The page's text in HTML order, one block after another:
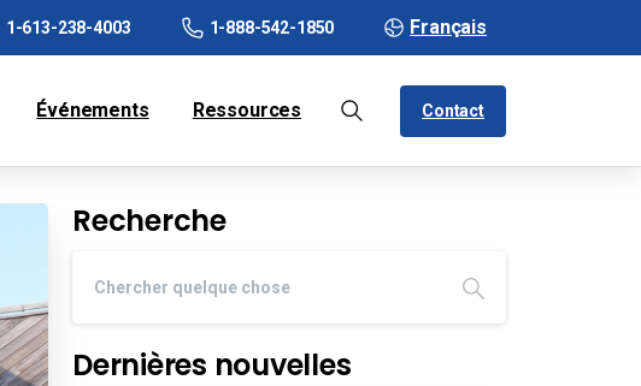
1-613-238-4003 1-888-542-1850 Français
Événements Ressources Contact
Recherche
Dernières nouvelles